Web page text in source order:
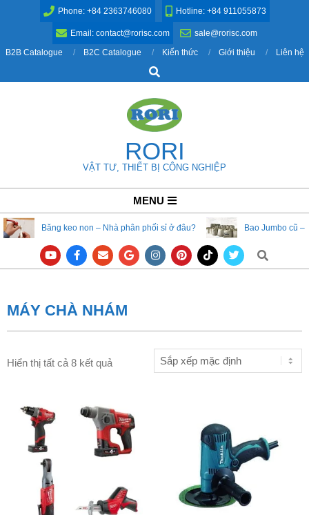
Phone: +84 2363746080 Hotline: +84 911055873
Email: contact@rorisc.com
sale@rorisc.com
B2B Catalogue
B2C Catalogue Kiến thức Giới thiệu
Liên hệ
Search
RORI
VẬT TƯ, THIẾT BỊ CÔNG NGHIỆP
Navigation
Menu
MENU
Băng keo non – Nhà phân phối sỉ ở đâu? Bao Jumbo cũ –
Search
MÁY CHÀ NHÁM
Hiển thị tất cả 8 kết quả